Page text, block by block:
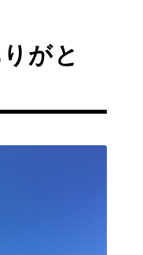
がと